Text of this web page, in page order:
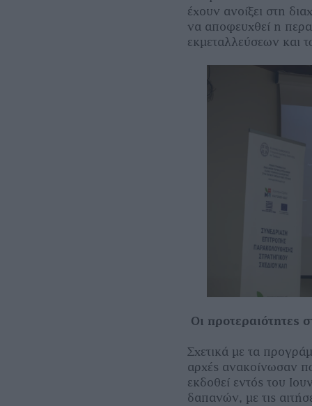
έχουν ανοίξει στη
να αποφευχθεί η
εκμεταλλεύσεων και
Οι προτεραιότητες
Σχετικά με τα
αρχές ανακοίνωσαν
εκδοθεί εντός του
δαπανών, με τις